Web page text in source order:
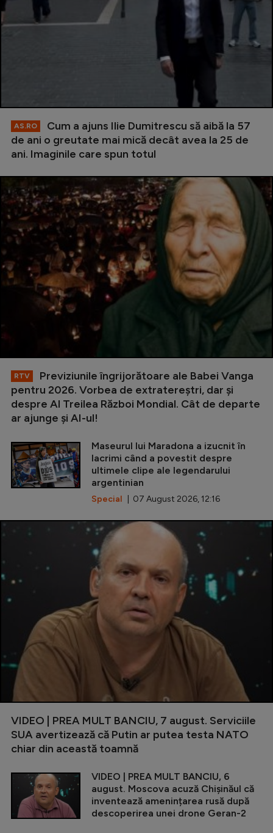
AS.RO
Cum a ajuns Ilie Dumitrescu să aibă la 57
de ani o greutate mai mică decât avea la 25 de
ani. Imaginile care spun totul
RTV
Previziunile îngrijorătoare ale Babei Vanga
pentru 2026. Vorbea de extratereștri, dar și
despre Al Treilea Război Mondial. Cât de departe
ar ajunge și AI-ul!
Maseurul lui Maradona a izucnit în
lacrimi când a povestit despre
ultimele clipe ale legendarului
argentinian
Special | 07 August 2026, 12:16
VIDEO | PREA MULT BANCIU, 7 august. Serviciile
SUA avertizează că Putin ar putea testa NATO
chiar din această toamnă
VIDEO | PREA MULT BANCIU, 6
august. Moscova acuză Chișinăul că
inventează amenințarea rusă după
descoperirea unei drone Geran-2